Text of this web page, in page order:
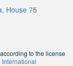
House 75
to the license